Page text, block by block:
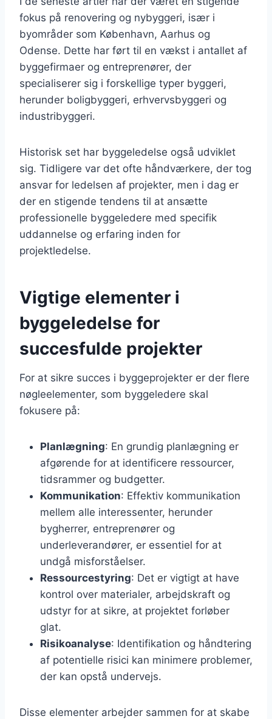
fokus på renovering og nybyggeri, især i
byområder som København, Aarhus og
Odense. Dette har ført til en vækst i antallet af
byggefirmaer og entreprenører, der
specialiserer sig i forskellige typer byggeri,
herunder boligbyggeri, erhvervsbyggeri og
industribyggeri.
Historisk set har byggeledelse også udviklet
sig. Tidligere var det ofte håndværkere, der tog
ansvar for ledelsen af projekter, men i dag er
der en stigende tendens til at ansætte
professionelle byggeledere med specifik
uddannelse og erfaring inden for
projektledelse.
Vigtige elementer i
byggeledelse for
succesfulde projekter
For at sikre succes i byggeprojekter er der flere
nøgleelementer, som byggeledere skal
fokusere på:
Planlægning: En grundig planlægning er
afgørende for at identificere ressourcer,
tidsrammer og budgetter.
Kommunikation: Effektiv kommunikation
mellem alle interessenter, herunder
bygherrer, entreprenører og
underleverandører, er essentiel for at
undgå misforståelser.
Ressourcestyring: Det er vigtigt at have
kontrol over materialer, arbejdskraft og
udstyr for at sikre, at projektet forløber
glat.
Risikoanalyse: Identifikation og håndtering
af potentielle risici kan minimere problemer,
der kan opstå undervejs.
Disse elementer arbejder sammen for at skabe